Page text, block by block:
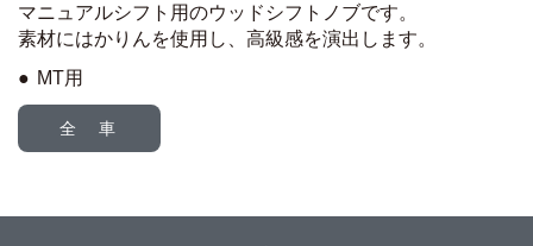
マニュアルシフト用のウッドシフトノブです。
素材にはかりんを使用し、高級感を演出します。
MT用
全 車